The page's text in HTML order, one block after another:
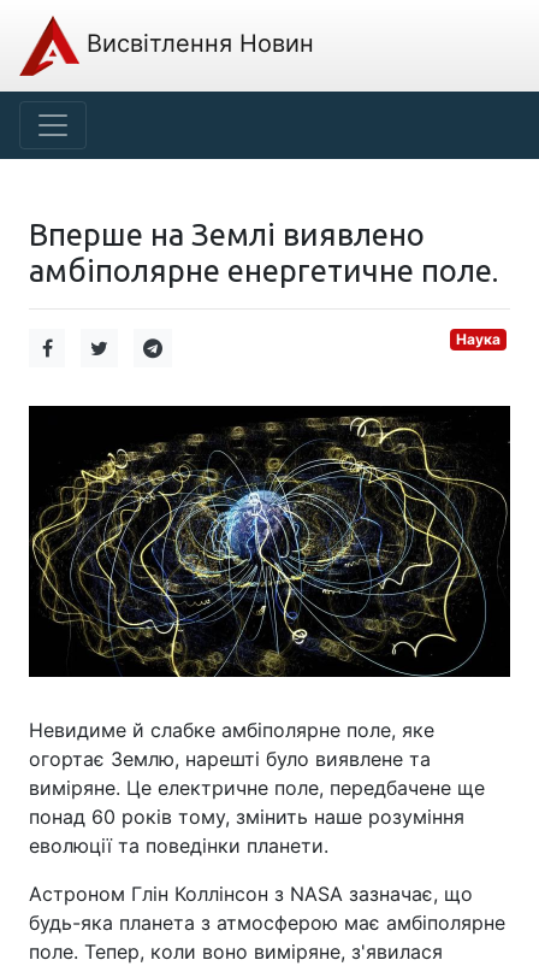
Висвітлення Новин
Вперше на Землі виявлено
амбіполярне енергетичне поле.
Наука
Невидиме й слабке амбіполярне поле, яке
огортає Землю, нарешті було виявлене та
виміряне. Це електричне поле, передбачене ще
понад 60 років тому, змінить наше розуміння
еволюції та поведінки планети.
Астроном Глін Коллінсон з NASA зазначає, що
будь-яка планета з атмосферою має амбіполярне
поле. Тепер, коли воно виміряне, з'явилася